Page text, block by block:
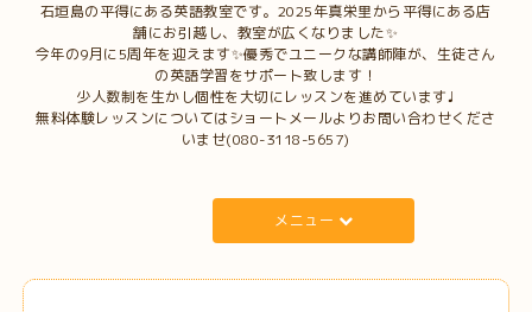
石垣島の平得にある英語教室です。2025年真栄里から平得にある店
舗にお引越し、教室が広くなりました✨
今年の9月に5周年を迎えます✨優秀でユニークな講師陣が、生徒さん
の英語学習をサポート致します！
少人数制を生かし個性を大切にレッスンを進めています♩
無料体験レッスンについてはショートメールよりお問い合わせくださ
いませ(080-3118-5657)
メニュー